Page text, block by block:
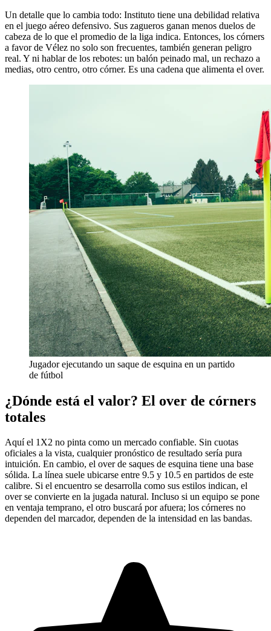
Un detalle que lo cambia todo: Instituto tiene una debilidad relativa
en el juego aéreo defensivo. Sus zagueros ganan menos duelos de
cabeza de lo que el promedio de la liga indica. Entonces, los córners
a favor de Vélez no solo son frecuentes, también generan peligro
real. Y ni hablar de los rebotes: un balón peinado mal, un rechazo a
medias, otro centro, otro córner. Es una cadena que alimenta el over.
Jugador ejecutando un saque de esquina en un partido
de fútbol
¿Dónde está el valor? El over de córners
totales
Aquí el 1X2 no pinta como un mercado confiable. Sin cuotas
oficiales a la vista, cualquier pronóstico de resultado sería pura
intuición. En cambio, el over de saques de esquina tiene una base
sólida. La línea suele ubicarse entre 9.5 y 10.5 en partidos de este
calibre. Si el encuentro se desarrolla como sus estilos indican, el
over se convierte en la jugada natural. Incluso si un equipo se pone
en ventaja temprano, el otro buscará por afuera; los córneres no
dependen del marcador, dependen de la intensidad en las bandas.